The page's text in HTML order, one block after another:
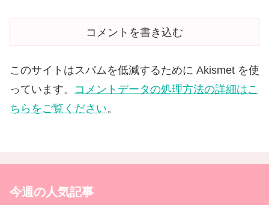
コメントを書き込む
このサイトはスパムを低減するために Akismet を使
っています。 コメントデータの処理方法の詳細はこ
ちらをご覧ください。
今週の人気記事